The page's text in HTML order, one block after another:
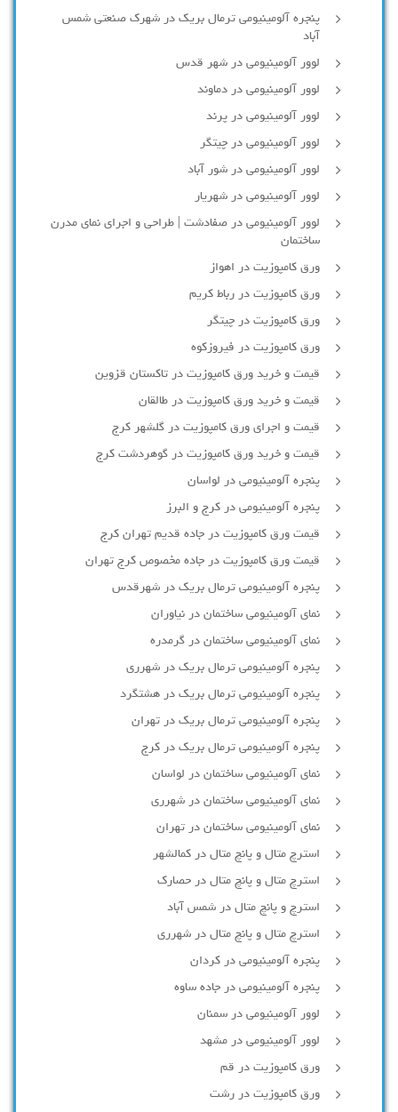
پنجره آلومینیومی ترمال بریک در شهرک صنعتی شمس
آباد
لوور آلومینیومی در شهر قدس
لوور آلومینیومی در دماوند
لوور آلومینیومی در پرند
لوور آلومینیومی در چیتگر
لوور آلومینیومی در شور آباد
لوور آلومينيومي در شهريار
لوور آلومینیومی در صفادشت | طراحی و اجرای نمای مدرن
ساختمان
ورق کامپوزیت در اهواز
ورق کامپوزیت در رباط کریم
ورق کامپوزیت در چیتگر
ورق کامپوزیت در فیروزکوه
قیمت و خرید ورق کامپوزیت در تاکستان قزوین
قیمت و خرید ورق کامپوزیت در طالقان
قیمت و اجرای ورق کامپوزیت در گلشهر کرج
قیمت و خرید ورق کامپوزیت در گوهردشت کرج
پنجره آلومینیومی در لواسان
پنجره آلومینیومی در کرج و البرز
قیمت ورق کامپوزیت در جاده قدیم تهران کرج
قیمت ورق کامپوزیت در جاده مخصوص کرج تهران
پنجره آلومینیومی ترمال بریک در شهرقدس
نمای آلومینیومی ساختمان در نیاوران
نمای آلومینیومی ساختمان در گرمدره
پنجره آلومینیومی ترمال بریک در شهرری
پنجره آلومینیومی ترمال بریک در هشتگرد
پنجره آلومینیومی ترمال بریک در تهران
پنجره آلومینیومی ترمال بریک در کرج
نمای آلومینیومی ساختمان در لواسان
نمای آلومینیومی ساختمان در شهرری
نمای آلومینیومی ساختمان در تهران
استرچ متال و پانچ متال در کمالشهر
استرچ متال و پانچ متال در حصارك
استرچ و پانچ متال در شمس آباد
استرچ متال و پانچ متال در شهرری
پنجره آلومینیومی در کردان
پنجره آلومینیومی در جاده ساوه
لوور آلومینیومی در سمنان
لوور آلومینیومی در مشهد
ورق کامپوزیت در قم
ورق کامپوزیت در رشت